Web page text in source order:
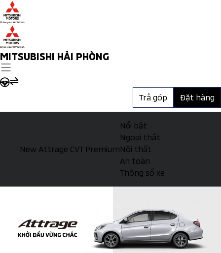
MITSUBISHI HẢI PHÒNG
Trả góp Đặt hàng
New Attrage CVT Premium
Nổi bật
Ngoại thất
Nội thất
An toàn
Thông số xe